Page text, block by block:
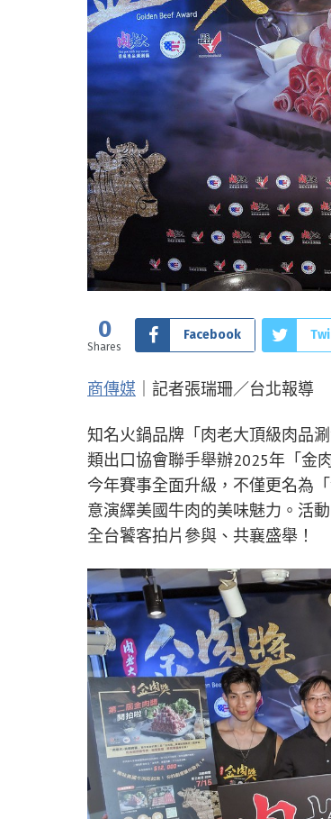
0
Shares
Facebook
商傳媒 ｜記者張瑞珊／台北報導
知名火鍋品牌「肉老大頂級肉品
類出口協會聯手舉辦2025年「金
今年賽事全面升級，不僅更名為
意演繹美國牛肉的美味魅力。活
全台饕客拍片參與、共襄盛舉！